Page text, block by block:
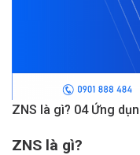
ZNS là gì? 04 Ứng
ZNS là gì?